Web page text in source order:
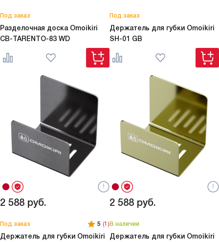
Под заказ
Разделочная доска Omoikiri
CB-TARENTO-83 WD
Под заказ
Держатель для губки Omoikiri
SH-01 GB
2 588 руб.
Под заказ 5 (1)
Держатель для губки Omoikiri
2 588 руб.
В наличии
Держатель для губки Omoikiri